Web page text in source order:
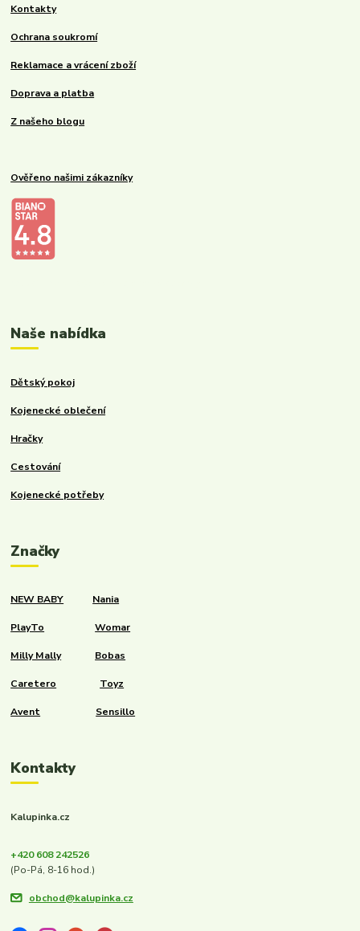
Kontakty
Ochrana soukromí
Reklamace a vrácení zboží
Doprava a platba
Z našeho blogu
Ověřeno našimi zákazníky
Naše nabídka
Dětský pokoj
Kojenecké oblečení
Hračky
Cestování
Kojenecké potřeby
Značky
NEW BABY Nania
PlayTo Womar
Milly Mally Bobas
Caretero Toyz
Avent Sensillo
Kontakty
Kalupinka.cz
+420 608 242526
(Po-Pá, 8-16 hod.)
obchod@kalupinka.cz